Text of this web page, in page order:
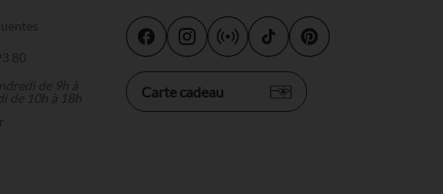
80
de 9h à
de 10h à 18h
Carte cadeau